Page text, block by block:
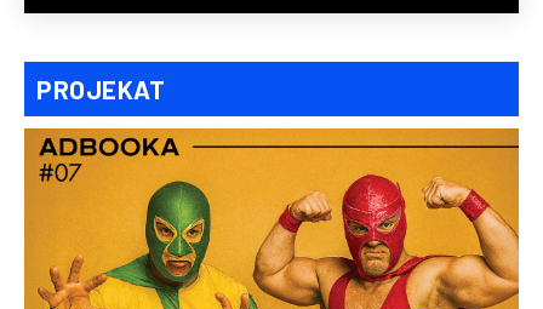
PROJEKAT